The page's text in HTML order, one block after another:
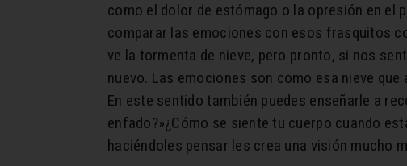
como el dolor de estómago o la opresión en el
comparar las emociones con esos frasquitos
ve la tormenta de nieve, pero pronto, si nos
nuevo. Las emociones son como esa nieve
En este sentido también puedes enseñarle a
enfado?»¿Cómo se siente tu cuerpo cuando
haciéndoles pensar les crea una visión mucho